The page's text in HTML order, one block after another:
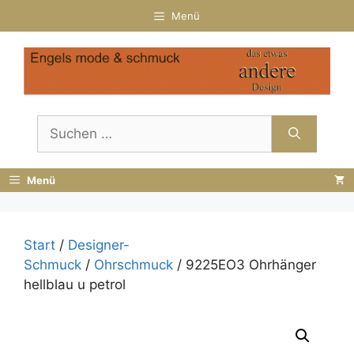
Inhalt
springen
Menü
nach:
Menü
Start / Designer-
Schmuck / Ohrschmuck / 9225EO3 Ohrhänger
hellblau u petrol